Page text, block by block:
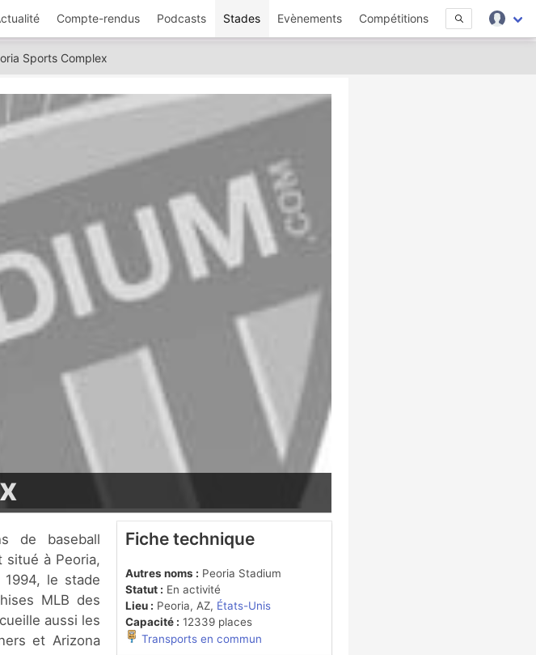
Compte-rendus Podcasts Stades Evènements Compétitions
Sports Complex
situé à Peoria,
le stade
MLB des
aussi les
et Arizona
Fiche technique
Autres noms : Peoria Stadium
Statut : En activité
Lieu : Peoria, AZ, États-Unis
Capacité : 12339 places
Transports en commun